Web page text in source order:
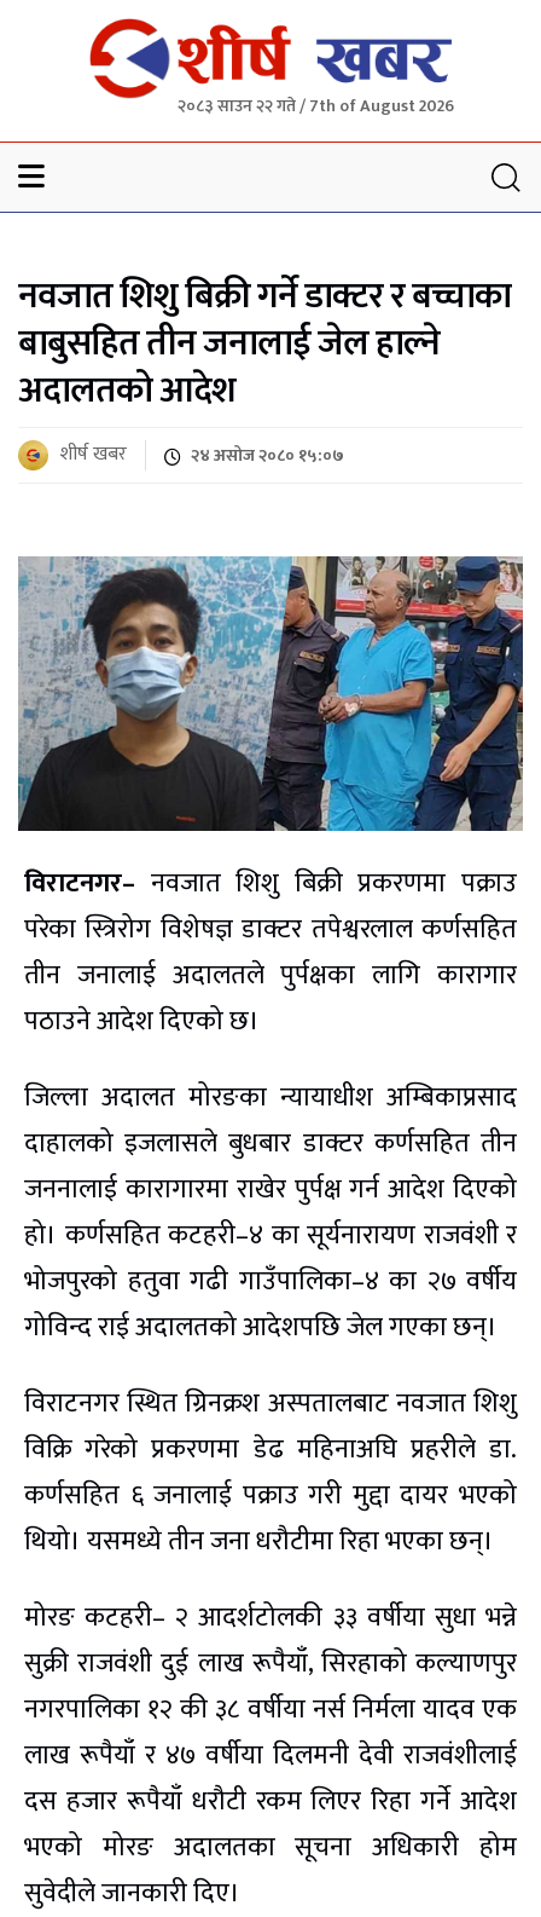
२०८३ साउन २२ गते / 7th of August 2026
नवजात शिशु बिक्री गर्ने डाक्टर र बच्चाका
बाबुसहित तीन जनालाई जेल हाल्ने
अदालतको आदेश
शीर्ष खबर २४ असोज २०८० १५:०७
विराटनगर– नवजात शिशु बिक्री प्रकरणमा पक्राउ
परेका स्त्रिरोग विशेषज्ञ डाक्टर तपेश्वरलाल कर्णसहित
तीन जनालाई अदालतले पुर्पक्षका लागि कारागार
पठाउने आदेश दिएको छ।
जिल्ला अदालत मोरङका न्यायाधीश अम्बिकाप्रसाद
दाहालको इजलासले बुधबार डाक्टर कर्णसहित तीन
जननालाई कारागारमा राखेर पुर्पक्ष गर्न आदेश दिएको
हो। कर्णसहित कटहरी–४ का सूर्यनारायण राजवंशी र
भोजपुरको हतुवा गढी गाउँपालिका–४ का २७ वर्षीय
गोविन्द राई अदालतको आदेशपछि जेल गएका छन्।
विराटनगर स्थित ग्रिनक्रश अस्पतालबाट नवजात शिशु
विक्रि गरेको प्रकरणमा डेढ महिनाअघि प्रहरीले डा.
कर्णसहित ६ जनालाई पक्राउ गरी मुद्दा दायर भएको
थियो। यसमध्ये तीन जना धरौटीमा रिहा भएका छन्।
मोरङ कटहरी– २ आदर्शटोलकी ३३ वर्षीया सुधा भन्ने
सुक्री राजवंशी दुई लाख रूपैयाँ, सिरहाको कल्याणपुर
नगरपालिका १२ की ३८ वर्षीया नर्स निर्मला यादव एक
लाख रूपैयाँ र ४७ वर्षीया दिलमनी देवी राजवंशीलाई
दस हजार रूपैयाँ धरौटी रकम लिएर रिहा गर्ने आदेश
भएको मोरङ अदालतका सूचना अधिकारी होम
सुवेदीले जानकारी दिए।